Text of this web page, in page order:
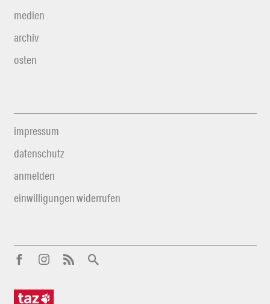
medien
archiv
osten
impressum
datenschutz
anmelden
einwilligungen widerrufen